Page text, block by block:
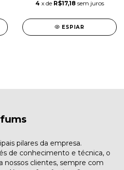
4 x de R$17,18 sem juros
ESPIAR
pilares da empresa.
de conhecimento e técnica, o
nossos clientes, sempre com